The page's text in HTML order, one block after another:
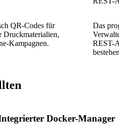
QR-Codes für
Druckmaterialien,
Kampagnen.
Das
REST-
Docker-Manager